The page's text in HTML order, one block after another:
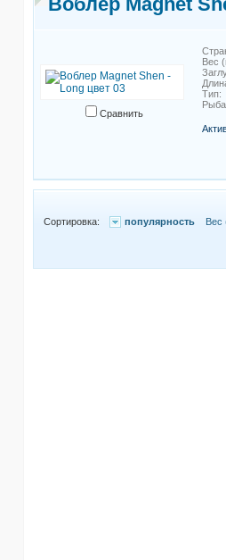
Сравнить
Вес
Тип:
Сортировка: популярность Вес